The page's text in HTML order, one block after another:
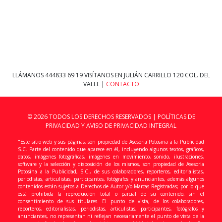
LLÁMANOS 444833 69 19VISÍTANOS EN JULIÁN CARRILLO 120 COL. DEL
VALLE | CONTACTO
© 2026 TODOS LOS DERECHOS RESERVADOS | POLÍTICAS DE
PRIVACIDAD Y AVISO DE PRIVACIDAD INTEGRAL
"Este sitio web y sus páginas, son propiedad de Asesoria Potosina a la Publicidad
S.C. Parte del contenido que aparece en él, incluyendo algunos textos, gráficos,
datos, imágenes fotográficas, imágenes en movimiento, sonido, ilustraciones,
software y la selección y disposición de los mismos, son propiedad de Asesoria
Potosina a la Publicidad, S.C., de sus colaboradores, reporteros, editorialistas,
periodistas, articulistas, participantes, fotógrafos y anunciantes, además algunos
contenidos están sujetos a Derechos de Autor y/o Marcas Registradas; por lo que
está prohibida la reproducción total o parcial de su contenido, sin el
consentimiento de sus titulares. El punto de vista, de los colaboradores,
reporteros, editorialistas, periodistas, articulistas, participantes, fotógrafos y
anunciantes, no representan ni reflejan necesariamente el punto de vista de la